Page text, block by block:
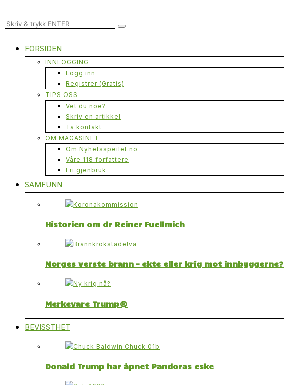
FORSIDEN
INNLOGGING
Logg inn
Registrer (Gratis)
TIPS OSS
Vet du noe?
Skriv en artikkel
Ta kontakt
OM MAGASINET
Om Nyhetsspeilet.no
Våre 118 forfattere
Fri gjenbruk
SAMFUNN
Historien om dr Reiner Fuellmich
Norges verste brann – ekte eller krig mot innbyggerne?
Merkevare Trump®
BEVISSTHET
Donald Trump har åpnet Pandoras eske